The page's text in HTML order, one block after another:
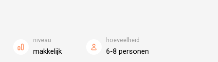
niveau
makkelijk
hoeveelheid
6-8 personen